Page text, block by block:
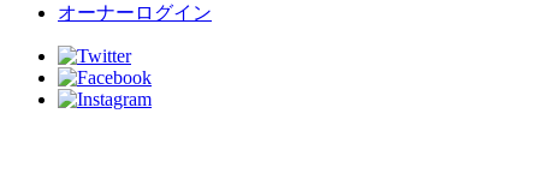
オーナーログイン